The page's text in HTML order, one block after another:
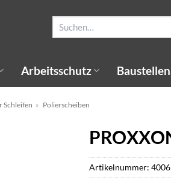
Arbeitsschutz
Schleifen » Polierscheiben
Artikelnummer: